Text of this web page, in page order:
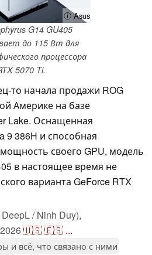
ⓘ Asus
G14 GU405
до 115 Вт для
процессора
5070 Ti.
то начала продажи ROG
Америке на базе
Lake. Оснащенная
9 386H и способная
своего GPU, модель
в настоящее время не
варианта GeForce RTX
DeepL / Ninh Duy),
🇺🇸🇪🇸 ...
и всё, что связано с ними